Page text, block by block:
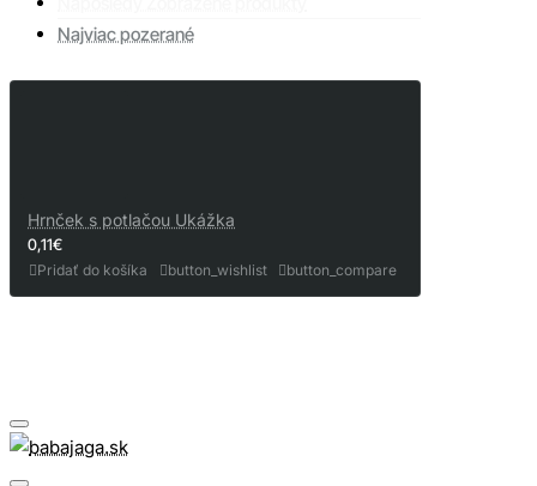
Najviac pozerané
Hrnček s potlačou Ukážka
0,11€
Pridať do košíka button_wishlist button_compare